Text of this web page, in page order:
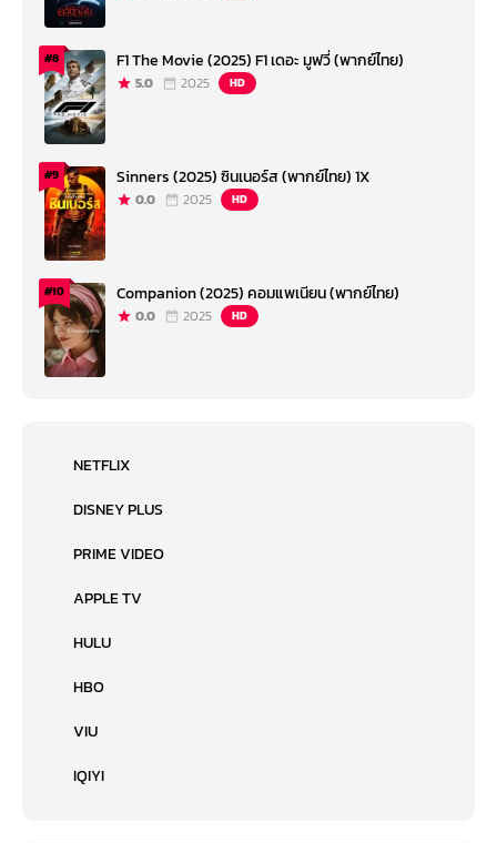
#8 F1 The Movie (2025) F1 เดอะ มูฟวี่ (พากย์ไทย)
5.0 2025 HD
#9 Sinners (2025) ซินเนอร์ส (พากย์ไทย) 1X
0.0 2025 HD
#10 Companion (2025) คอมแพเนียน (พากย์ไทย)
0.0 2025 HD
NETFLIX
DISNEY PLUS
PRIME VIDEO
APPLE TV
HULU
HBO
VIU
IQIYI